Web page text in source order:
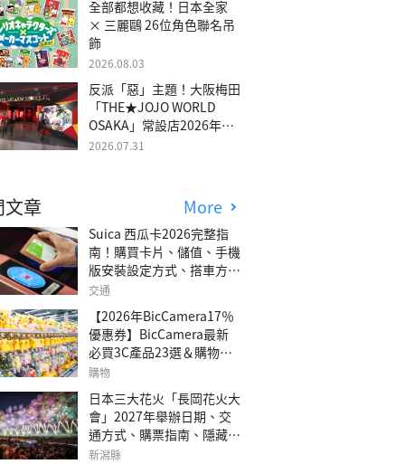
全部都想收藏！日本全家
× 三麗鷗 26位角色聯名吊
飾
2026.08.03
反派「惡」主題！大阪梅田
「THE★JOJO WORLD
OSAKA」常設店2026年冬
季開幕
2026.07.31
章 More
Suica 西瓜卡2026完整指
南！購買卡片、儲值、手機
版安裝設定方式、搭車方
法、常見問題解答！
交通
【2026年BicCamera17％
優惠券】BicCamera最新
必買3C產品23選＆購物攻
略
購物
日本三大花火「長岡花火大
會」2027年舉辦日期、交
通方式、購票指南、隱藏欣
賞地點
新潟縣